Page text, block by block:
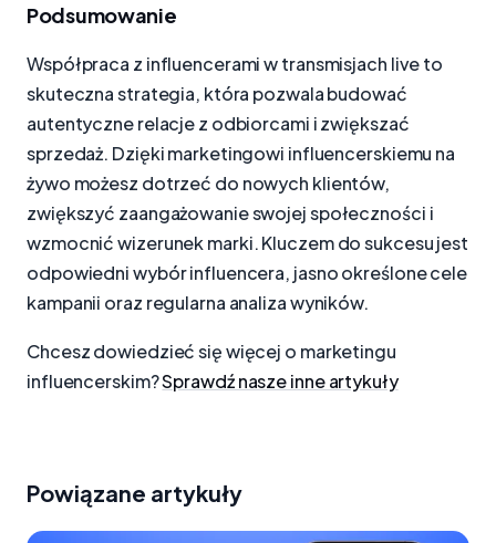
Podsumowanie
Współpraca z influencerami w transmisjach live to
skuteczna strategia, która pozwala budować
autentyczne relacje z odbiorcami i zwiększać
sprzedaż. Dzięki marketingowi influencerskiemu na
żywo możesz dotrzeć do nowych klientów,
zwiększyć zaangażowanie swojej społeczności i
wzmocnić wizerunek marki. Kluczem do sukcesu jest
odpowiedni wybór influencera, jasno określone cele
kampanii oraz regularna analiza wyników.
Chcesz dowiedzieć się więcej o marketingu
influencerskim?Sprawdź nasze inne artykuły
Powiązane artykuły